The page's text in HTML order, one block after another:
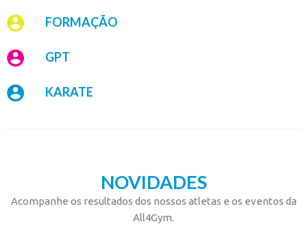
FORMAÇÃO
GPT
KARATE
NOVIDADES
Acompanhe os resultados dos nossos atletas e os eventos da
All4Gym.